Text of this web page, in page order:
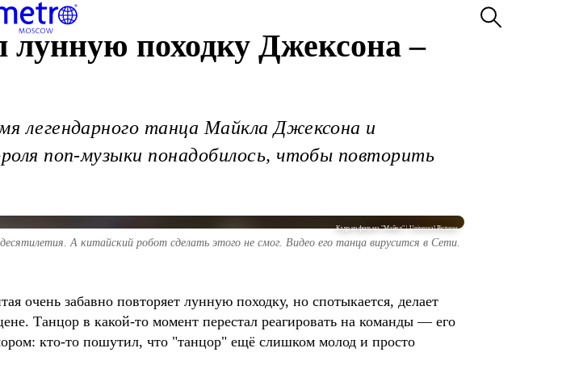
лунную походку Джексона –
легендарного танца Майкла Джексона и
поп-музыки понадобилось, чтобы повторить
Кадр из фильма "Майкл" | Universal Pictures
А китайский робот сделать этого не смог. Видео его танца вирусится в Сети.
очень забавно повторяет лунную походку, но спотыкается, делает
Танцор в какой-то момент перестал реагировать на команды — его
кто-то пошутил, что "танцор" ещё слишком молод и просто